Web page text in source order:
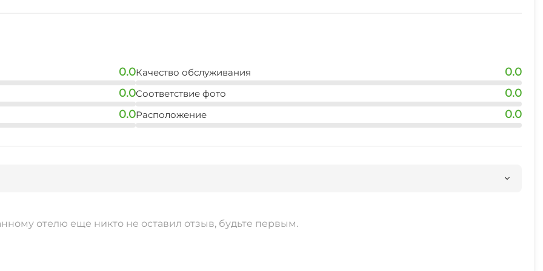
0.0
0.0
0.0
Качество обслуживания 0.0
Соответствие фото 0.0
Расположение 0.0
отелю еще никто не оставил отзыв, будьте первым.